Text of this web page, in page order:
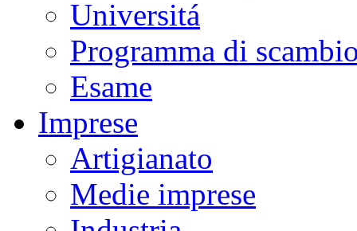
Universitá
Programma di
Esame
Imprese
Artigianato
Medie imprese